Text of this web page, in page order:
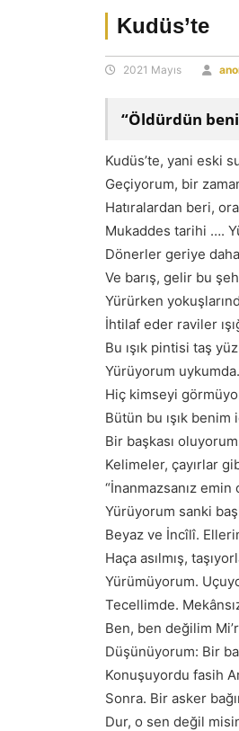
Kudüs’te
2021 Mayıs
“Öldürdün
Kudüs’te, yani eski
Geçiyorum, bir
Hatıralardan beri,
Mukaddes tarihi ….
Dönerler geriye
Ve barış, gelir bu
Yürürken
İhtilaf eder raviler
Bu ışık pintisi taş
Yürüyorum
Hiç kimseyi
Bütün bu ışık
Bir başkası
Kelimeler, çayırlar
“İnanmazsanız emin
Yürüyorum sanki
Beyaz ve İncîlî.
Haça asılmış,
Yürümüyorum.
Tecellimde.
Ben, ben değilim
Düşünüyorum: Bir
Konuşuyordu fasih
Sonra. Bir asker
Dur, o sen değil